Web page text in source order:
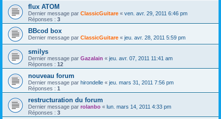
flux ATOM
Dernier message par ClassicGuitare « ven. avr. 29, 2011 6:46 pm
Réponses : 3
BBcod box
Dernier message par ClassicGuitare « jeu. avr. 28, 2011 5:59 pm
smilys
Dernier message par Gazalain « jeu. avr. 07, 2011 11:41 am
Réponses : 12
nouveau forum
Dernier message par hirondelle « jeu. mars 31, 2011 7:56 pm
Réponses : 1
restructuration du forum
Dernier message par rolanbo « lun. mars 14, 2011 4:33 pm
Réponses : 3